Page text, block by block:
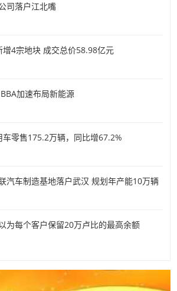
司落户江北嘴
4宗地块 成交总价58.98亿元
加速布局新能源
车零售175.2万辆，同比增67.2%
汽车制造基地落户武汉 规划年产能10万辆
为每个客户保留20万卢比的最高余额